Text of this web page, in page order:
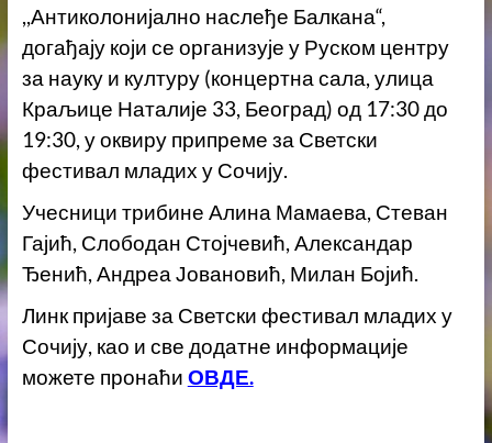
,,Антиколонијално наслеђе Балкана“,
догађају који се организује у Руском центру
за науку и културу (концертна сала, улица
Краљице Наталије 33, Београд) од 17:30 до
19:30, у оквиру припреме за Светски
фестивал младих у Сочију.
Учесници трибине Алина Мамаева, Стеван
Гајић, Слободан Стојчевић, Александар
Ђенић, Андреа Јовановић, Милан Бојић.
Линк пријаве за Светски фестивал младих у
Сочију, као и све додатне информације
можете пронаћи ОВДЕ.